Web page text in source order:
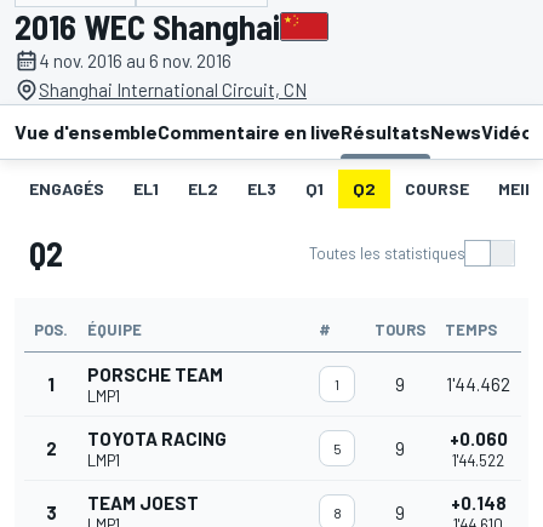
2016 WEC Shanghai
4 nov. 2016 au 6 nov. 2016
Shanghai International Circuit, CN
Vue d'ensembleCommentaire en liveRésultatsNewsVidéos
ENGAGÉS EL1 EL2 EL3 Q1 Q2 COURSE
Q2 Toutes les statistiques
POS. ÉQUIPE # TOURS TEMPS
1 PORSCHE TEAM
LMP1
1 9 1'44.462
2 TOYOTA RACING
LMP1
5 9 +0.060
1'44.522
3 TEAM JOEST 8 9 +0.148